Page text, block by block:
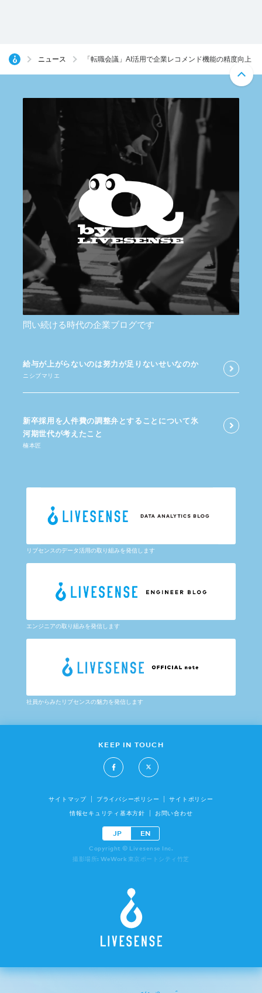
ニュース 「転職会議」AI活用で企業レコメンド機能の精度向上
問い続ける時代の企業ブログです
給与が​上がらないのは​努力が​足りないせいなのか
ニシブマリエ
新卒採用を​人件費の​調整弁と​する​ことに​ついて​氷
河期世代が​考えた​こと
楠本匠
リブセンスのデータ活用の取り組みを発信します
エンジニアの取り組みを発信します
社員からみたリブセンスの魅力を発信します
KEEP IN TOUCH
サイトマップ プライバシーポリシー サイトポリシー
情報セキュリティ基本方針 お問い合わせ
JP EN
Copyright © Livesense Inc.
撮影場所: WeWork 東京ポートシティ竹芝